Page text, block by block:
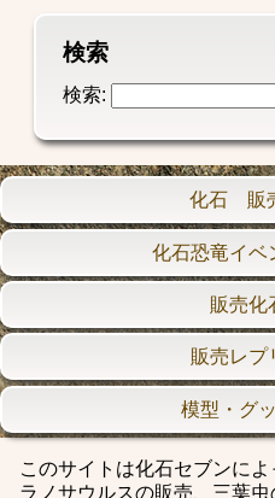
検索
検索:
化石 販
化石恐竜イベ
販売化
販売レプ
模型・グ
このサイトは化石セブンに
ラノサウルスの販売、三葉